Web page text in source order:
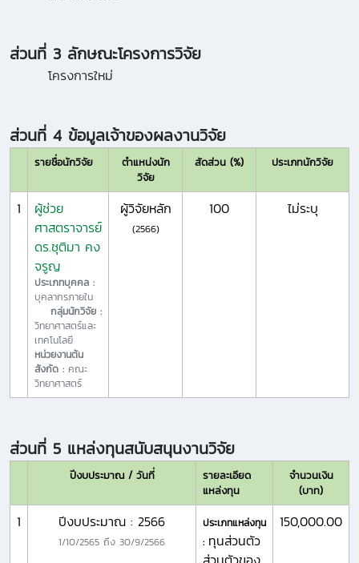
ส่วนที่ 3 ลักษณะโครงการวิจัย
โครงการใหม่
ส่วนที่ 4 ข้อมูลเจ้าของผลงานวิจัย
รายชื่อนักวิจัย
ตำแหน่งนัก
วิจัย
สัดส่วน (%) ประเภทนักวิจัย
1
ผู้ช่วย
ศาสตราจารย์
ดร.ชุติมา คง
จรูญ
ประเภทบุคคล :
บุคลากรภายใน
กลุ่มนักวิจัย :
วิทยาศาสตร์และ
เทคโนโลยี
หน่วยงานต้น
สังกัด : คณะ
วิทยาศาสตร์
ผู้วิจัยหลัก
(2566)
100 ไม่ระบุ
ส่วนที่ 5 แหล่งทุนสนับสนุนงานวิจัย
ปีงบประมาณ / วันที่
รายละเอียด
แหล่งทุน
จำนวนเงิน
(บาท)
1 ปีงบประมาณ : 2566
1/10/2565 ถึง 30/9/2566
ประเภทแหล่งทุน
: ทุนส่วนตัว
150,000.00